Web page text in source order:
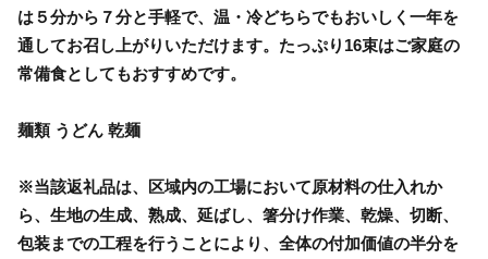
は５分から７分と手軽で、温・冷どちらでもおいしく一年を
通してお召し上がりいただけます。たっぷり16束はご家庭の
常備食としてもおすすめです。
麺類 うどん 乾麺
※当該返礼品は、区域内の工場において原材料の仕入れか
ら、生地の生成、熟成、延ばし、箸分け作業、乾燥、切断、
包装までの工程を行うことにより、全体の付加価値の半分を